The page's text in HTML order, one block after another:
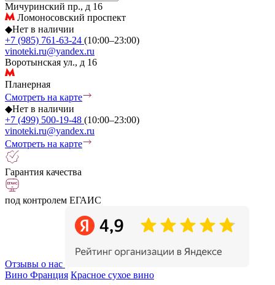
Мичуринский пр., д 16
Ломоносовский проспект
◆Нет в наличии
+7 (985) 761-63-24 (10:00–23:00)
vinoteki.ru@yandex.ru
Воротынская ул., д 16
Планерная
Смотреть на карте
◆Нет в наличии
+7 (499) 500-19-48 (10:00–23:00)
vinoteki.ru@yandex.ru
Смотреть на карте
Гарантия качества
под контролем ЕГАИС
Отзывы о нас
Вино Франция Красное сухое вино